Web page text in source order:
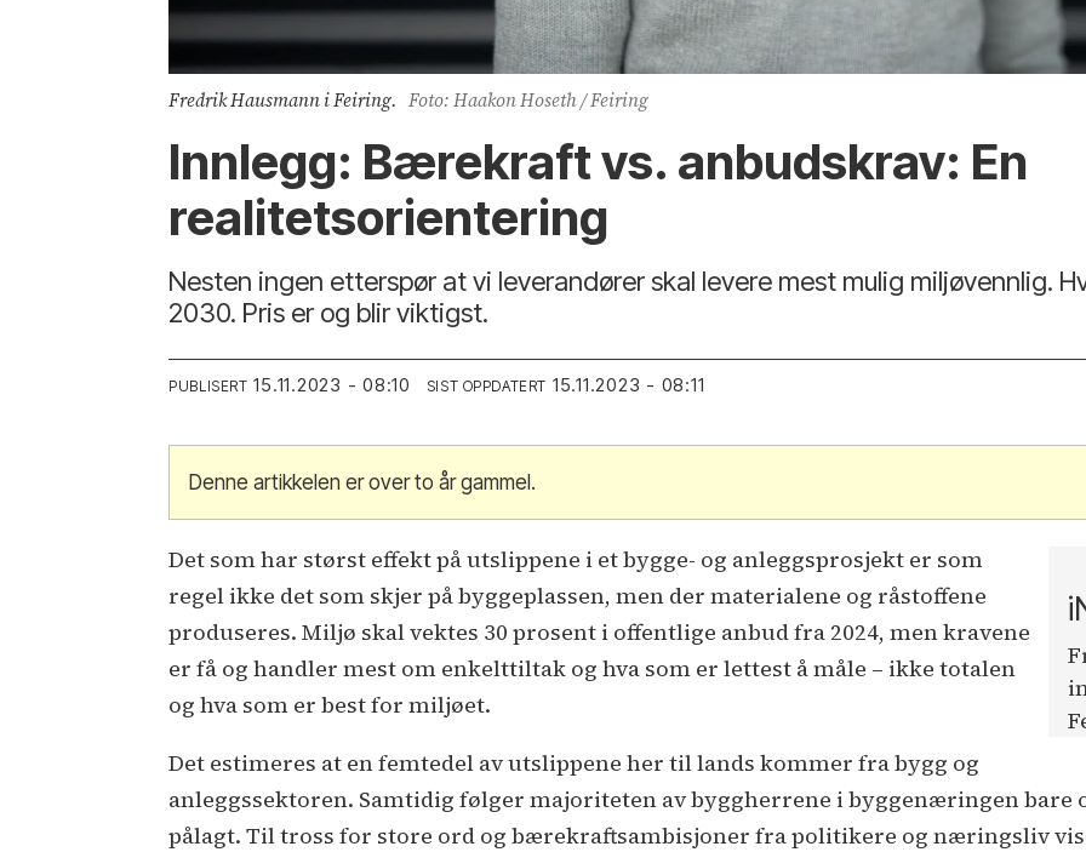
Fredrik Hausmann i Feiring. Foto: Haakon Hoseth / Feiring
Innlegg: Bærekraft vs. anbudskrav: En
realitetsorientering
Nesten ingen etterspør at vi leverandører skal levere mest mulig miljøvennlig.
2030. Pris er og blir viktigst.
PUBLISERT 15.11.2023 - 08:10 SIST OPPDATERT 15.11.2023 - 08:11
Denne artikkelen er over to år gammel.
Det som har størst effekt på utslippene i et bygge- og anleggsprosjekt er som
regel ikke det som skjer på byggeplassen, men der materialene og råstoffene
produseres. Miljø skal vektes 30 prosent i offentlige anbud fra 2024, men kravene
er få og handler mest om enkelttiltak og hva som er lettest å måle – ikke totalen
og hva som er best for miljøet.
Det estimeres at en femtedel av utslippene her til lands kommer fra bygg og
anleggssektoren. Samtidig følger majoriteten av byggherrene i byggenæringen bare
pålagt. Til tross for store ord og bærekraftsambisjoner fra politikere og næringsliv